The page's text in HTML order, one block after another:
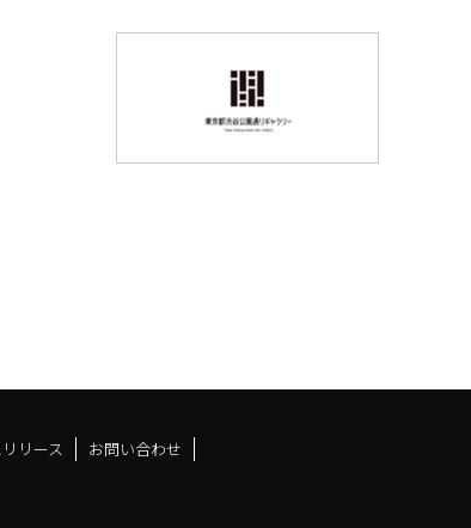
リース お問い合わせ
スペースfacebook